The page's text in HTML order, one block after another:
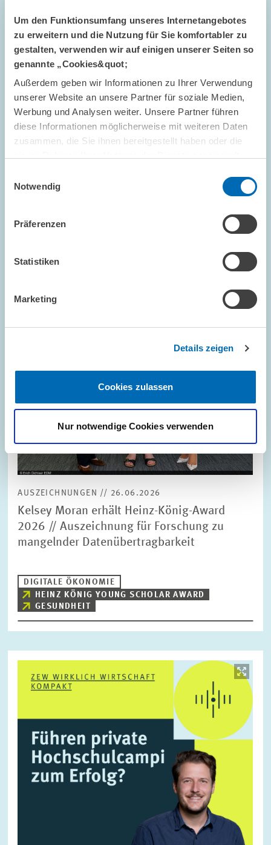
Um den Funktionsumfang unseres Internetangebotes
zu erweitern und die Nutzung für Sie komfortabler zu
gestalten, verwenden wir auf einigen unserer Seiten so
genannte „Cookies&quot;
Außerdem geben wir Informationen zu Ihrer Verwendung
unserer Website an unsere Partner für soziale Medien,
Werbung und Analysen weiter. Unsere Partner führen
diese Informationen möglicherweise mit weiteren Daten
zusammen, die Sie ihnen bereitgestellt haben oder die
Notwendig
Präferenzen
Statistiken
Marketing
Details zeigen
Cookies zulassen
Nur notwendige Cookies verwenden
STANDPUNKT // 26.06.2026
Mehr Schutz ist nicht automatisch besser:
Der IAA auf Abwegen // Standpunkt des
ZEW-Präsidenten Achim Wambach
EUROPÄISCHE UNION
in
AUSZEICHNUNGEN // 26.06.2026
Kelsey Moran erhält Heinz-König-Award
2026 // Auszeichnung für Forschung zu
mangelnder Datenübertragbarkeit
DIGITALE ÖKONOMIE
HEINZ KÖNIG YOUNG SCHOLAR AWARD
GESUNDHEIT
öffnet